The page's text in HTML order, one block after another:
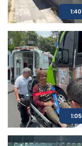
1:40
1:05